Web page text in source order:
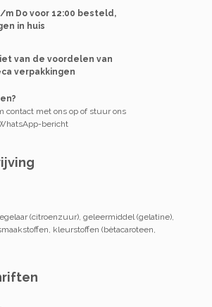
m Do voor 12:00 besteld,
in huis
van de voordelen van
verpakkingen
contact met ons op of stuur ons
bericht
(citroenzuur), geleermiddel (gelatine),
kleurstoffen (bètacaroteen,